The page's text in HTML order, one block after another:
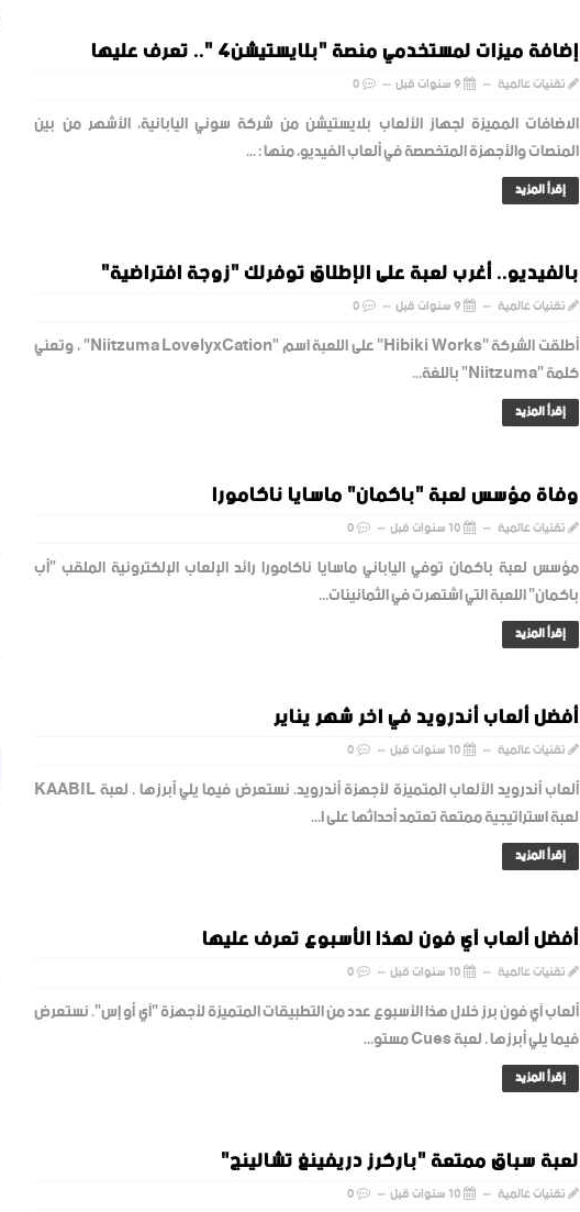
إضافة ميزات لمستخدمي منصة "بلايستيشن4 ".. تعرف عليها
تقنيات عالمية 9 سنوات قبل 0
الاضافات المميزة لجهاز الألعاب بلايستيشن من شركة سوني اليابانية، الأشهر من بين
المنصات والأجهزة المتخصصة في ألعاب الفيديو، منها : ...
إقرأ المزيد
بالفيديو.. أغرب لعبة على الإطلاق توفرلك "زوجة افتراضية"
تقنيات عالمية 9 سنوات قبل 0
أطلقت الشركة "Hibiki Works" على اللعبة اسم "Niitzuma LovelyxCation" ، وتعني
كلمة "Niitzuma" باللغة...
إقرأ المزيد
وفاة مؤسس لعبة "باكمان" ماسايا ناكامورا
تقنيات عالمية 10 سنوات قبل 0
مؤسس لعبة باكمان توفي الياباني ماسايا ناكامورا رائد الإلعاب الإلكترونية الملقب "أب
باكمان" اللعبة التي اشتهرت في الثمانينات...
إقرأ المزيد
أفضل ألعاب أندرويد في اخر شهر يناير
تقنيات عالمية 10 سنوات قبل 0
ألعاب أندرويد الألعاب المتميزة لأجهزة أندرويد. نستعرض فيما يلي أبرزها . لعبة KAABIL
لعبة استراتيجية ممتعة تعتمد أحداثها على ا...
إقرأ المزيد
أفضل ألعاب آي فون لهذا الأسبوع تعرف عليها
تقنيات عالمية 10 سنوات قبل 0
ألعاب آي فون برز خلال هذا الأسبوع عدد من التطبيقات المتميزة لأجهزة "آي أو إس". نستعرض
فيما يلي أبرزها . لعبة Cues مستو...
إقرأ المزيد
لعبة سباق ممتعة "باركرز دريفينغ تشالينج"
تقنيات عالمية 10 سنوات قبل 0